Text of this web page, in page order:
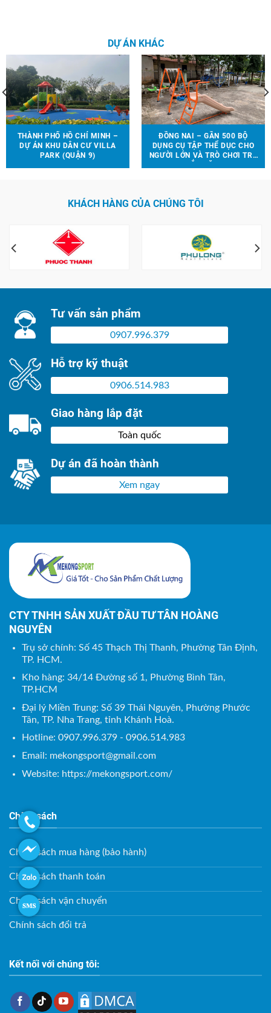
DỰ ÁN KHÁC
THÀNH PHỐ HỒ CHÍ MINH –
DỰ ÁN KHU DÂN CƯ VILLA
PARK (QUẬN 9)
ĐỒNG NAI – GẦN 500 BỘ
DỤNG CỤ TẬP THỂ DỤC CHO
NGƯỜI LỚN VÀ TRÒ CHƠI TRẺ
KHÁCH HÀNG CỦA CHÚNG TÔI
Tư vấn sản phẩm
0907.996.379
Hỗ trợ kỹ thuật
0906.514.983
Giao hàng lắp đặt
Toàn quốc
Dự án đã hoàn thành
Xem ngay
CTY TNHH SẢN XUẤT ĐẦU TƯ TÂN HOÀNG
NGUYÊN
Trụ sở chính: Số 45 Thạch Thị Thanh, Phường Tân Định,
TP. HCM.
Kho hàng: 34/14 Đường số 1, Phường Bình Tân,
TP.HCM
Đại lý Miền Trung: Số 39 Thái Nguyên, Phường Phước
Tân, TP. Nha Trang, tỉnh Khánh Hoà.
Hotline: 0907.996.379 - 0906.514.983
Email: mekongsport@gmail.com
Website: https://mekongsport.com/
Chính sách
Chính sách mua hàng (bảo hành)
Chính sách thanh toán
Chính sách vận chuyển
Chính sách đổi trả
Kết nối với chúng tôi: